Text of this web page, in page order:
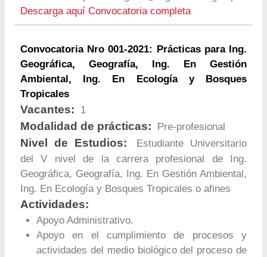
Descarga aquí Convocatoria completa
Convocatoria Nro 001-2021: Prácticas para Ing.
Geográfica, Geografía, Ing. En Gestión
Ambiental, Ing. En Ecología y Bosques
Tropicales
Vacantes: 1
Modalidad de prácticas: Pre-profesional
Nivel de Estudios:
Estudiante Universitario
del V nivel de la carrera profesional de Ing.
Geográfica, Geografía, Ing. En Gestión Ambiental,
Ing. En Ecología y Bosques Tropicales o afines
Actividades:
Apoyo Administrativo.
Apoyo en el cumplimiento de procesos y
actividades del medio biológico del proceso de